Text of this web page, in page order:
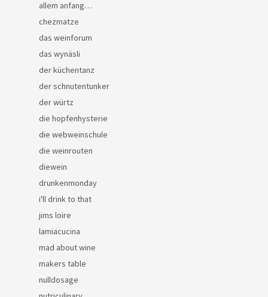
allem anfang…
chezmatze
das weinforum
das wynäsli
der küchentanz
der schnutentunker
der würtz
die hopfenhysterie
die webweinschule
die weinrouten
diewein
drunkenmonday
i'll drink to that
jims loire
lamiacucina
mad about wine
makers table
nulldosage